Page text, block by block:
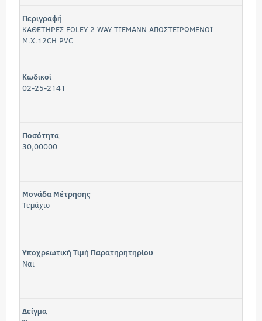
Περιγραφή
ΚΑΘΕΤΗΡΕΣ FOLEY 2 WAY ΤΙΕΜΑΝΝ ΑΠΟΣΤΕΙΡΩΜΕΝΟΙ
Μ.Χ.12CH PVC
Κωδικοί
02-25-2141
Ποσότητα
30,00000
Μονάδα Μέτρησης
Τεμάχιο
Υποχρεωτική Τιμή Παρατηρητηρίου
Ναι
Δείγμα